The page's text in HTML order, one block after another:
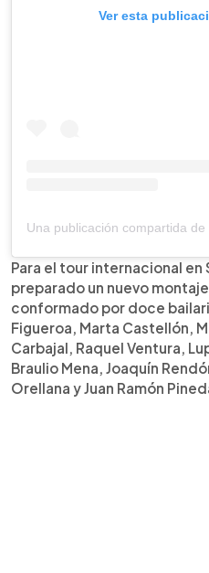
Ver esta
Para el tour internacional en
preparado un nuevo
conformado por doce
Figueroa, Marta Castellón,
Carbajal, Raquel Ventura,
Braulio Mena, Joaquín
Orellana y Juan Ramón